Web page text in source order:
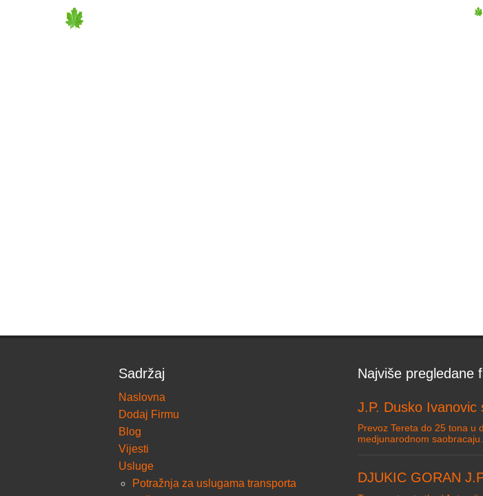
Sadržaj
Naslovna
Dodaj Firmu
Blog
Vijesti
Usluge
Potražnja za uslugama transporta
Najviše pregledane
J.P. Dusko Ivanovic
Prevoz Tereta do 25 tona u
medjunarodnom
DJUKIC GORAN